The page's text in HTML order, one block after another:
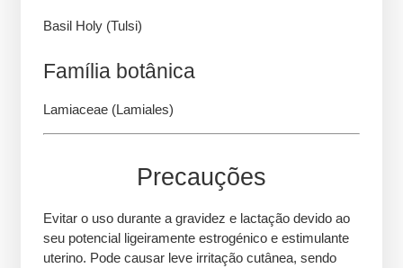
Basil Holy (Tulsi)
Família botânica
Lamiaceae (Lamiales)
Precauções
Evitar o uso durante a gravidez e lactação devido ao
seu potencial ligeiramente estrogénico e estimulante
uterino. Pode causar leve irritação cutânea, sendo